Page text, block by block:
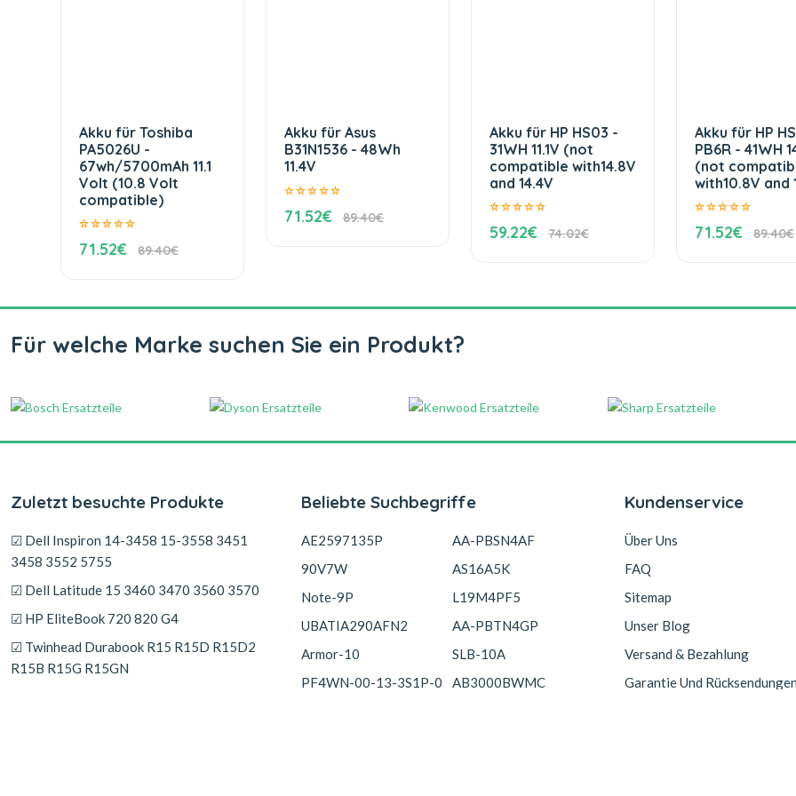
Akku für Toshiba
PA5026U -
67wh/5700mAh 11.1
Volt (10.8 Volt
compatible)
71.52€ 89.40€
Akku für Asus
B31N1536 - 48Wh
11.4V
71.52€ 89.40€
Akku für HP HS03 -
31WH 11.1V (not
compatible with14.8V
and 14.4V
59.22€ 74.02€
Akku für HP
PB6R - 41WH
(not
with10.8V and
71.52€ 89.40€
Für welche Marke suchen Sie ein Produkt?
Zuletzt besuchte Produkte
☑ Dell Inspiron 14-3458 15-3558 3451
3458 3552 5755
☑ Dell Latitude 15 3460 3470 3560 3570
☑ HP EliteBook 720 820 G4
☑ Twinhead Durabook R15 R15D R15D2
R15B R15G R15GN
Beliebte Suchbegriffe
AE2597135P
90V7W
Note-9P
UBATIA290AFN2
Armor-10
PF4WN-00-13-3S1P-0
AA-PBSN4AF
AS16A5K
L19M4PF5
AA-PBTN4GP
SLB-10A
AB3000BWMC
Kundenservice
Über Uns
FAQ
Sitemap
Unser Blog
Versand & Bezahlung
Garantie Und Rücksendungen